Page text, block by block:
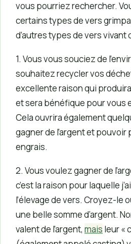
vous pourriez rechercher.
certains types de vers
d’autres types de vers vivant
1. Vous vous souciez de
souhaitez recycler vos
excellente raison qui
et sera bénéfique pour vous
Cela ouvrira également
gagner de l’argent et pouvoir
engrais.
2. Vous voulez gagner de
c’est la raison pour laquelle
l’élevage de vers. Croyez-le
une belle somme d’argent.
valent de l’argent, mais leur «